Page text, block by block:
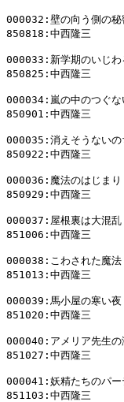
000032:壁の向う側の秘
850818:中西隆三
000033:新学期のいじわ
850825:中西隆三
000034:嵐の中のつぐな
850901:中西隆三
000035:消えそうないの
850922:中西隆三
000036:魔法のはじまり
850929:中西隆三
000037:屋根裏は大混乱
851006:中西隆三
000038:こわされた魔法
851013:中西隆三
000039:馬小屋の寒い夜
851020:中西隆三
000040:アメリア先生の
851027:中西隆三
000041:妖精たちのパー
851103:中西隆三